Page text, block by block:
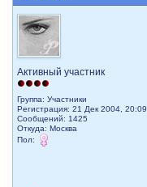
Активный участник
Группа: Участники
Регистрация: 21 Дек 2004, 20:09
Сообщений: 1425
Откуда: Москва
Пол: